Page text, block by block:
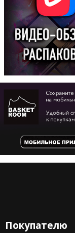
Покупателю